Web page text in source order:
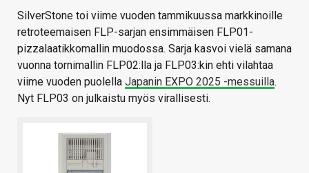
SilverStone toi viime vuoden tammikuussa markkinoille
retroteemaisen FLP-sarjan ensimmäisen FLP01-
pizzalaatikkomallin muodossa. Sarja kasvoi vielä samana
vuonna tornimallin FLP02:lla ja FLP03:kin ehti vilahtaa
viime vuoden puolella Japanin EXPO 2025 -messuilla.
Nyt FLP03 on julkaistu myös virallisesti.